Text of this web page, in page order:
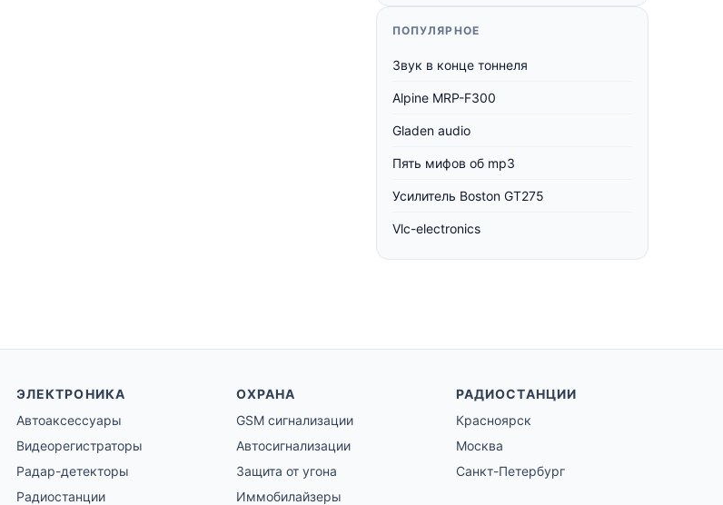
ПОПУЛЯРНОЕ
Звук в конце тоннеля
Alpine MRP-F300
Gladen audio
Пять мифов об mp3
Усилитель Boston GT275
Vlc-electronics
ЭЛЕКТРОНИКА
Автоаксессуары
Видеорегистраторы
Радар-детекторы
Радиостанции
ОХРАНА
GSM сигнализации
Автосигнализации
Защита от угона
Иммобилайзеры
РАДИОСТАНЦИИ
Красноярск
Москва
Санкт-Петербург